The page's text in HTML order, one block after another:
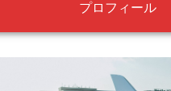
プロフィール